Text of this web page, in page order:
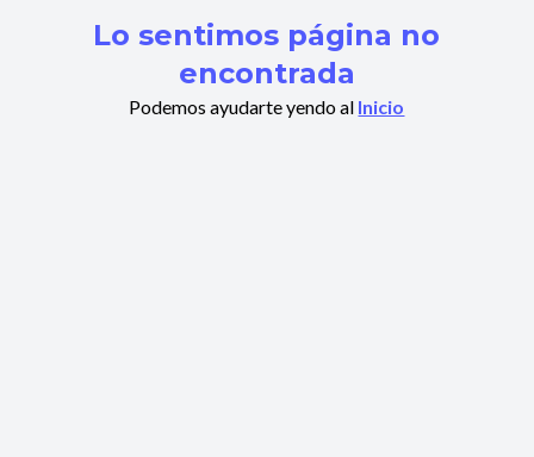
Lo sentimos página no
encontrada
Podemos ayudarte yendo al Inicio